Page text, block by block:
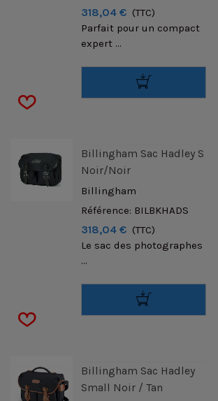
318,04 € (TTC)
Parfait pour un compact
expert ...
Billingham Sac Hadley S
Noir/noir
Billingham
Référence: BILBKHADS
318,04 € (TTC)
Le sac des photographes
...
Billingham Sac Hadley
Small Noir / Tan